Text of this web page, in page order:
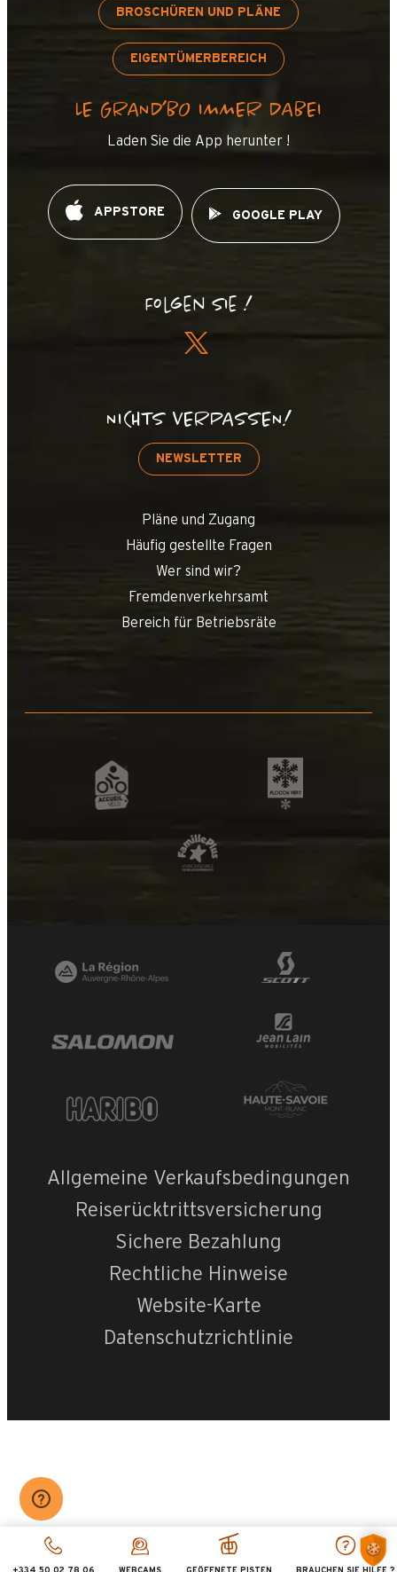
BROSCHÜREN UND PLÄNE
EIGENTÜMERBEREICH
LE GRAND’BO IMMER DABEI
Laden Sie die App herunter !
APPSTORE GOOGLE PLAY
Folgen Sie !
NICHTS VERPASSEN!
NEWSLETTER
Pläne und Zugang
Häufig gestellte Fragen
Wer sind wir?
Fremdenverkehrsamt
Bereich für Betriebsräte
Allgemeine Verkaufsbedingungen
Reiserücktrittsversicherung
Sichere Bezahlung
Rechtliche Hinweise
Website-Karte
Datenschutzrichtlinie
+334 50 02 78 06 WEBCAMS GEÖFFNETE PISTEN BRAUCHEN SIE HILFE ?